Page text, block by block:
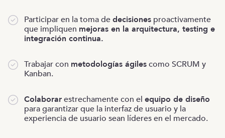
Participar en la toma dedecisiones proactivamente
que impliquen mejoras en la arquitectura, testing e
integración continua.
Trabajar con metodologías ágilescomo SCRUM y
Kanban.
Colaborarestrechamente con el equipo de diseño
para garantizar que la interfaz de usuario y la
experiencia de usuario sean líderes en el mercado.